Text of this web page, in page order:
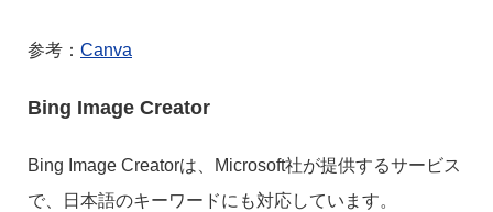
参考： Canva
Bing Image Creator
Bing Image Creatorは、Microsoft社が提供するサービス
で、日本語のキーワードにも対応しています。